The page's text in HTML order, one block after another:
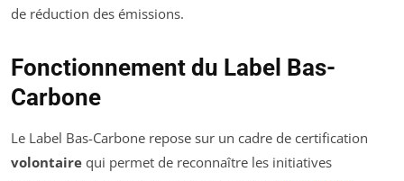
de réduction des émissions.
Fonctionnement du Label Bas-
Carbone
Le Label Bas-Carbone repose sur un cadre de certification
volontaire qui permet de reconnaître les initiatives